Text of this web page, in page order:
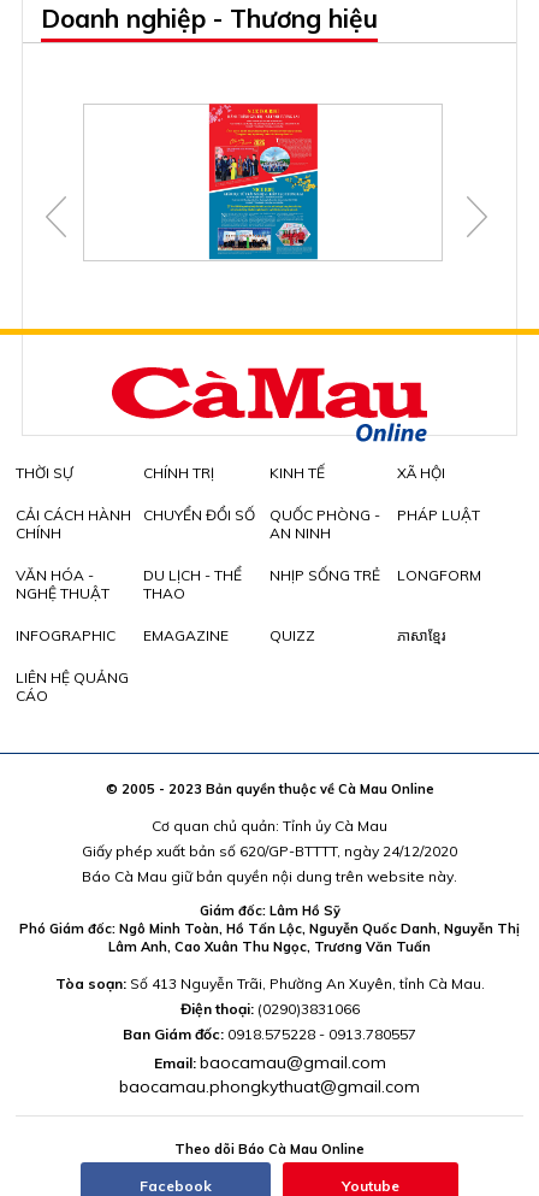
Doanh nghiệp - Thương hiệu
THỜI SỰ CHÍNH TRỊ KINH TẾ XÃ HỘI
CẢI CÁCH HÀNH
CHÍNH
CHUYỂN ĐỔI SỐ
QUỐC PHÒNG -
AN NINH
PHÁP LUẬT
VĂN HÓA -
NGHỆ THUẬT
DU LỊCH - THỂ
THAO
NHỊP SỐNG TRẺ LONGFORM
INFOGRAPHIC EMAGAZINE QUIZZ ភាសាខ្មែរ
LIÊN HỆ QUẢNG
CÁO
© 2005 - 2023 Bản quyền thuộc về Cà Mau Online
Cơ quan chủ quản: Tỉnh ủy Cà Mau
Giấy phép xuất bản số 620/GP-BTTTT, ngày 24/12/2020
Báo Cà Mau giữ bản quyền nội dung trên website này.
Giám đốc: Lâm Hồ Sỹ
Phó Giám đốc: Ngô Minh Toàn, Hồ Tấn Lộc, Nguyễn Quốc Danh, Nguyễn Thị
Lâm Anh, Cao Xuân Thu Ngọc, Trương Văn Tuấn
Tòa soạn:Số 413 Nguyễn Trãi, Phường An Xuyên, tỉnh Cà Mau.
Điện thoại: (0290)3831066
Ban Giám đốc: 0918.575228 - 0913.780557
Email: baocamau@gmail.com
baocamau.phongkythuat@gmail.com
Theo dõi Báo Cà Mau Online
Facebook Youtube